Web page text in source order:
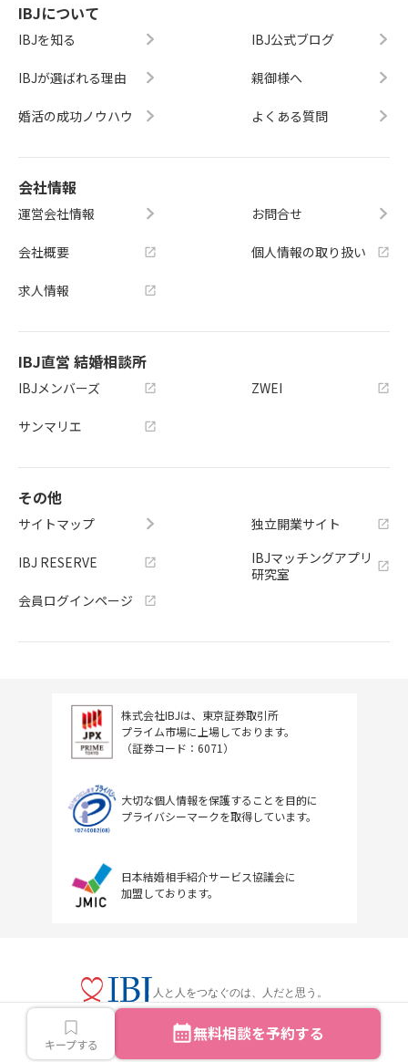
キープする 無料相談を予約する
IBJについて
IBJを知る
IBJが選ばれる理由
婚活の成功ノウハウ
IBJ公式ブログ
親御様へ
よくある質問
会社情報
運営会社情報
会社概要
求人情報
お問合せ
個人情報の取り扱い
IBJ直営 結婚相談所
IBJメンバーズ
サンマリエ
ZWEI
その他
サイトマップ
IBJ RESERVE
会員ログインページ
独立開業サイト
IBJマッチングアプリ
研究室
株式会社IBJは、東京証券取引所
プライム市場に上場しております。
（証券コード：6071）
大切な個人情報を保護することを目的に
プライバシーマークを取得しています。
日本結婚相手紹介サービス協議会に
加盟しております。
人と人をつなぐのは、人だと思う。